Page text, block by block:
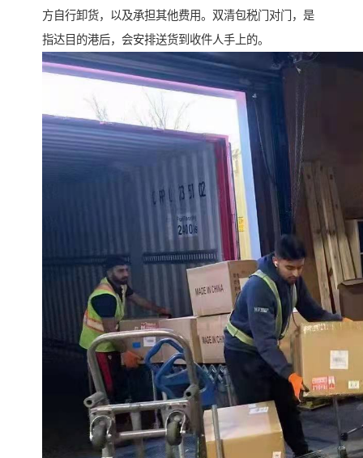
方自行卸货，以及承担其他费用。双清包税门对门，是
指达目的港后，会安排送货到收件人手上的。